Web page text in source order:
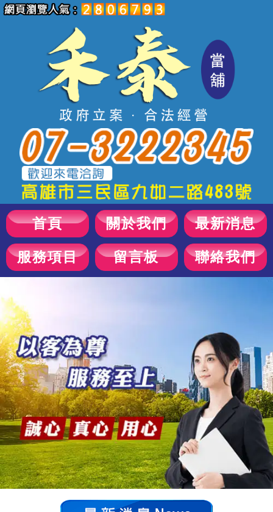
首頁 關於我們 最新消息
服務項目 留言板 聯絡我們